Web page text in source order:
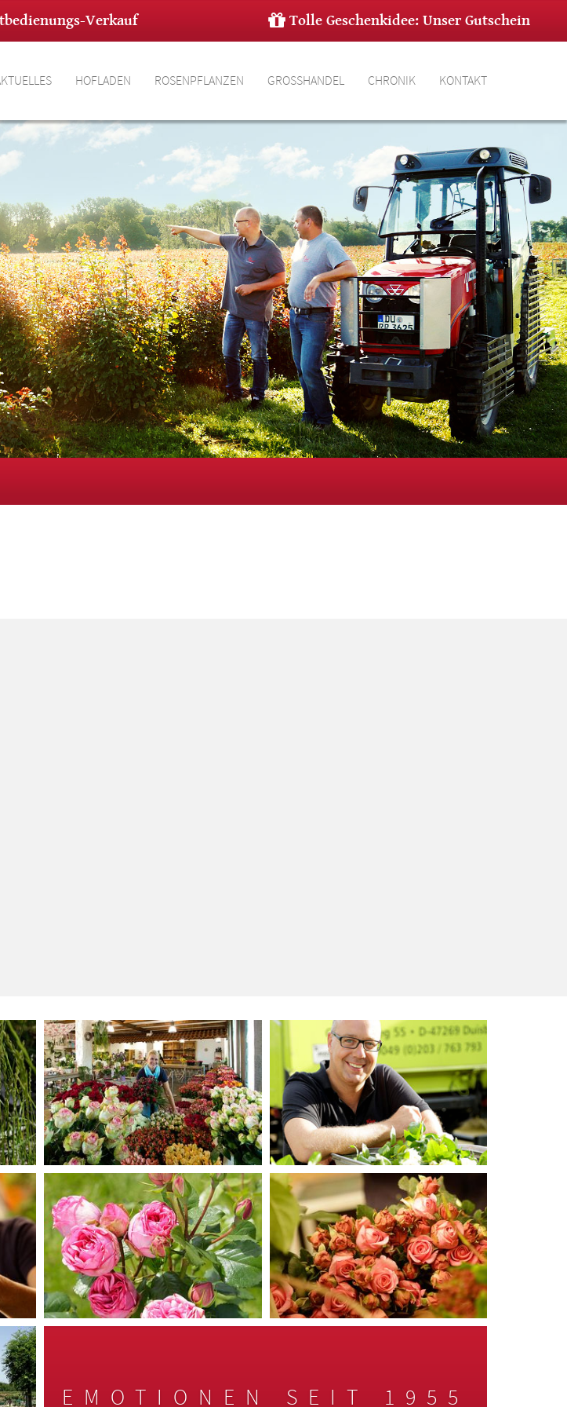
Verkauf Tolle Geschenkidee: Unser Gutschein
HOFLADEN ROSENPFLANZEN GROSSHANDEL CHRONIK KONTAKT
EMOTIONEN SEIT 1955